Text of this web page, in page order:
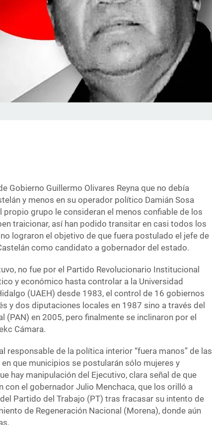
Gobierno Guillermo Olivares Reyna que no debía
y menos en su operador político Damián Sosa
propio grupo le consideran el menos confiable de los
traicionar, así han podido transitar en casi todos los
lograron el objetivo de que fuera postulado el jefe de
como candidato a gobernador del estado.
no fue por el Partido Revolucionario Institucional
y económico hasta controlar a la Universidad
(UAEH) desde 1983, el control de 16 gobiernos
y dos diputaciones locales en 1987 sino a través del
(PAN) en 2005, pero finalmente se inclinaron por el
Cámara.
responsable de la política interior “fuera manos” de las
que municipios se postularán sólo mujeres y
hay manipulación del Ejecutivo, clara señal de que
con el gobernador Julio Menchaca, que los orilló a
Partido del Trabajo (PT) tras fracasar su intento de
de Regeneración Nacional (Morena), donde aún